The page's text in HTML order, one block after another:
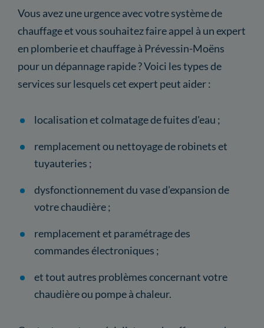
Vous avez une urgence avec votre système de
chauffage et vous souhaitez faire appel à un expert
en plomberie et chauffage à Prévessin-Moëns
pour un dépannage rapide ? Voici les types de
services sur lesquels cet expert peut aider :
localisation et colmatage de fuites d'eau ;
remplacement ou nettoyage de robinets et
tuyauteries ;
dysfonctionnement du vase d'expansion de
votre chaudière ;
remplacement et paramétrage des
commandes électroniques ;
et tout autres problèmes concernant votre
chaudière ou pompe à chaleur.